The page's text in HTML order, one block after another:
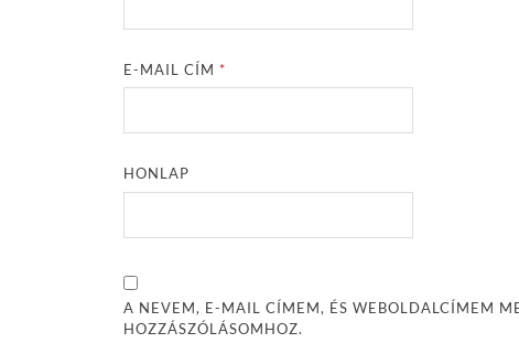
E-MAIL CÍM*
HONLAP
A NEVEM, E-MAIL CÍMEM, ÉS WEBOLDALCÍMEM
HOZZÁSZÓLÁSOMHOZ.